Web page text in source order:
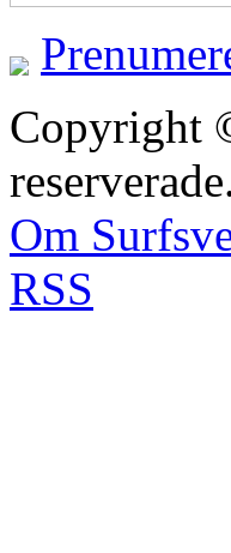
Copyright
Om
RSS